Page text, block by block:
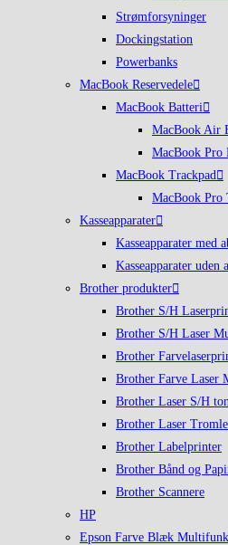
Strømforsyninger
Dockingstation
Powerbanks
MacBook Reservedele
MacBook Batteri
MacBook Air
MacBook Pro
MacBook Trackpad
MacBook Pro
Kasseapparater
Kasseapparater med
Kasseapparater uden
Brother produkter
Brother S/H
Brother S/H Laser
Brother
Brother Farve Laser
Brother Laser S/H
Brother Laser
Brother Labelprinter
Brother Bånd og
Brother Scannere
HP
Epson Farve Blæk